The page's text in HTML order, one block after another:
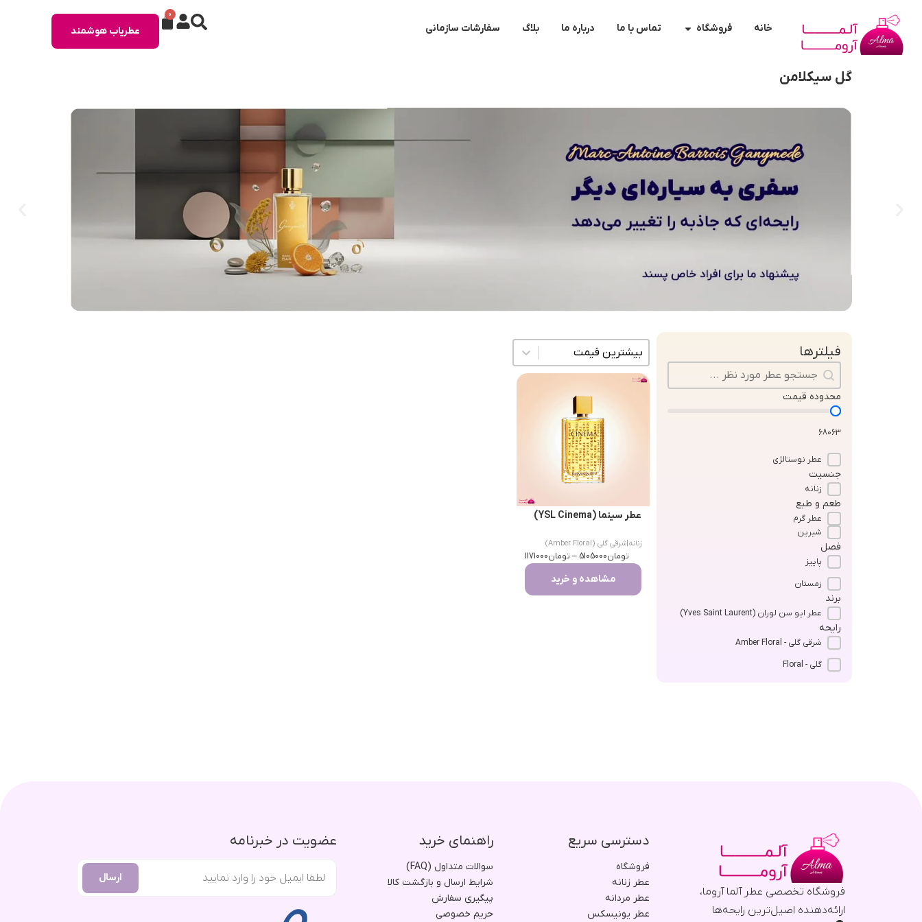
خانه فروشگاه تماس با ما درباره ما بلاگ سفارشات سازمانی
0
عطریاب هوشمند
گل سیکلامن
فیلترها
جستجو در محتوا
محدوده قیمت
68063
عطر نوستالژی
جنسیت
زنانه
طعم و طبع
عطر گرم
شیرین
فصل
پاییز
زمستان
برند
عطر ایو سن لوران (Yves Saint Laurent)
رایحه
شرقی گلی - Amber Floral
گلی - Floral
مرتب سازی محتوا
عطر سینما (YSL Cinema)
زنانه شرقی گلی (Amber Floral)
تومان5105000
– تومان1171000
مشاهده و خرید
فروشگاه تخصصی عطر آلما آروما،
ارائه‌دهنده اصیل‌ترین رایحه‌ها
دسترسی سریع
فروشگاه
عطر زنانه
عطر مردانه
عطر یونیسکس
راهنمای خرید
سوالات متداول (FAQ)
شرایط ارسال و بازگشت کالا
پیگیری سفارش
حریم خصوصی
عضویت در خبرنامه
ارسال